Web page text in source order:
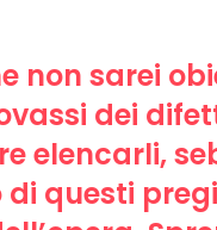
non sarei
dei
elencarli,
di questi